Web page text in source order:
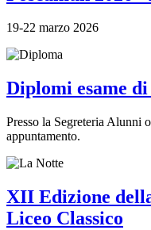
19-22 marzo 2026
Diplomi esame
Presso la Segreteria Alunni
appuntamento.
XII Edizione
Liceo Classico